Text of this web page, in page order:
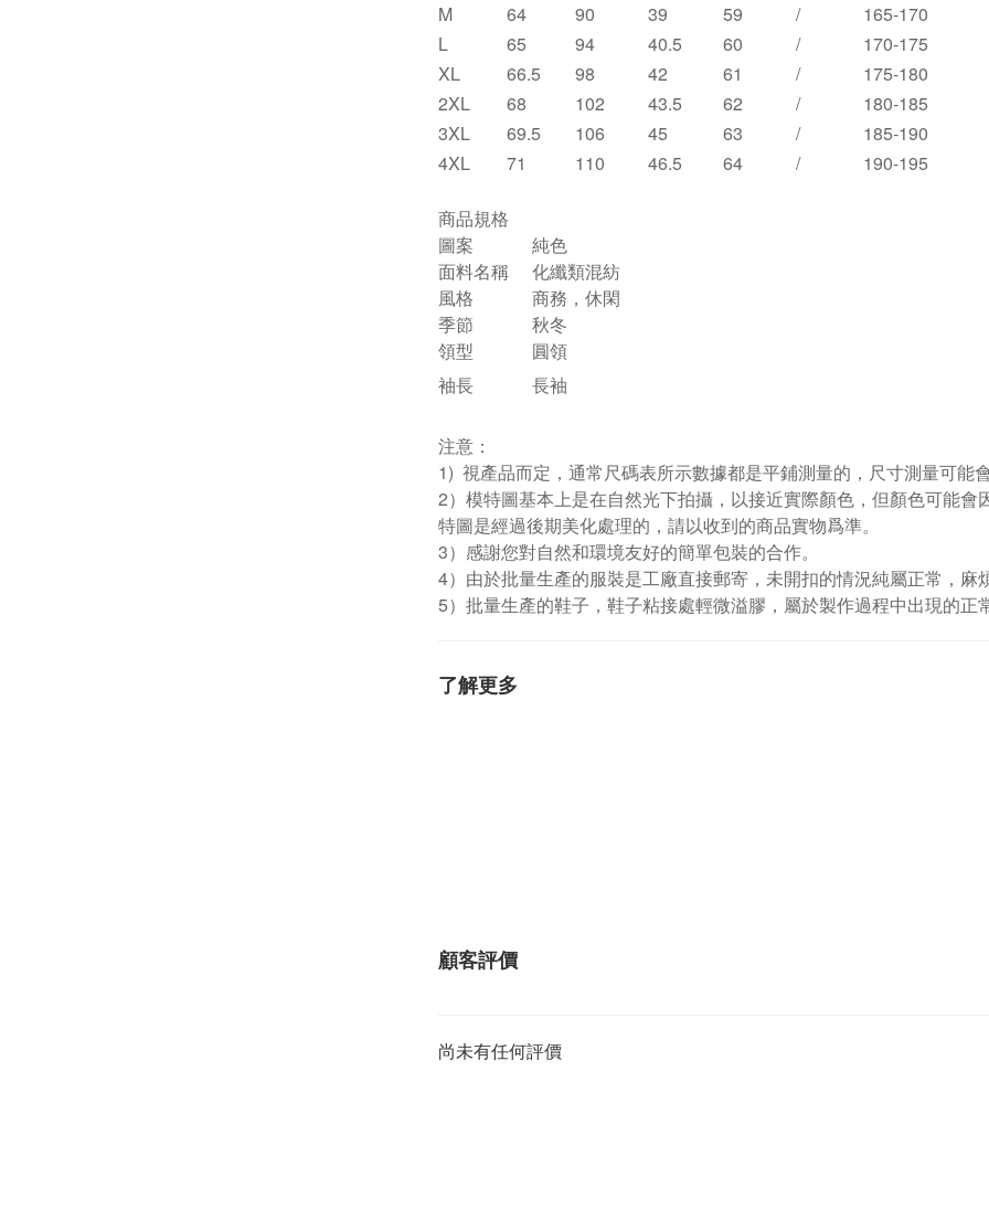
M
64 90 39 59 /
165-170
L
65 94 40.5 60 /
170-175
XL
66.5 98 42 61 /
175-180
2XL
68 102 43.5 62 /
180-185
3XL
69.5 106 45 63 /
185-190
4XL
71 110 46.5 64 / 190-195
商品規格
圖案
純色
面料名稱
化纖類混紡
風格
商務，休閑
季節
秋冬
領型
圓領
袖長
長袖
注意：
1) 視產品而定，通常尺碼表所示數據都是平鋪測量的，尺寸測量可能
2）模特圖基本上是在自然光下拍攝，以接近實際顏色，但顏色可能
特圖是經過後期美化處理的，請以收到的商品實物爲準。
3）感謝您對自然和環境友好的簡單包裝的合作。
4）由於批量生產的服裝是工廠直接郵寄，未開扣的情況純屬正常，麻
5）批量生產的鞋子，鞋子粘接處輕微溢膠，屬於製作過程中出現的
了解更多
顧客評價
尚未有任何評價